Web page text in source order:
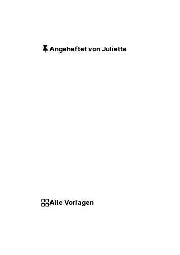
Angeheftet von Juliette
Alle Vorlagen